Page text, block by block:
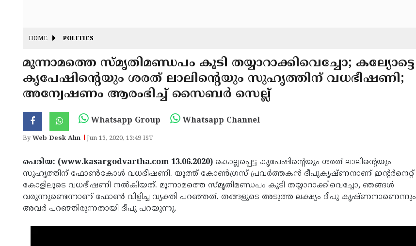
HOME POLITICS
മൂന്നാമത്തെ സ്മൃതിമണ്ഡപം കൂടി തയ്യാറാക്കിവെച്ചോ; കല്യോട്ടെ
കൃപേഷിന്റെയും ശരത് ലാലിന്റെയും സുഹൃത്തിന് വധഭീഷണി;
അന്വേഷണം ആരംഭിച്ച് സൈബര്‍ സെല്ല്
Whatsapp Group Whatsapp Channel
ByWeb Desk Ahn Jun 13, 2020, 13:49 IST
പെരിയ: (www.kasargodvartha.com 13.06.2020) കൊല്ലപ്പെട്ട കൃപേഷിന്റെയും ശരത് ലാലിന്റെയും
സുഹൃത്തിന് ഫോണ്‍കോള്‍ വധഭീഷണി. യൂത്ത് കോണ്‍ഗ്രസ് പ്രവര്‍ത്തകന്‍ ദീപുകൃഷ്ണനാണ് ഇന്റര്‍നെറ്റ്
കോളിലൂടെ വധഭീഷണി നല്‍കിയത്. മൂന്നാമത്തെ സ്മൃതിമണ്ഡപം കൂടി തയ്യാറാക്കിവെച്ചോ, ഞങ്ങള്‍
വരുന്നുണ്ടെന്നാണ് ഫോണ്‍ വിളിച്ച വ്യക്തി പറഞ്ഞത്. തങ്ങളുടെ അടുത്ത ലക്ഷ്യം ദീപു കൃഷ്ണനാണെന്നും
അവര്‍ പറഞ്ഞിരുന്നതായി ദീപു പറയുന്നു.